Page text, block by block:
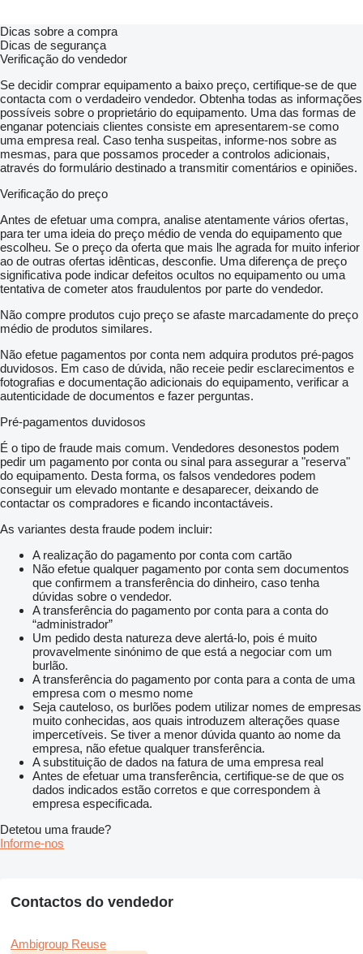
Dicas sobre a compra
Dicas de segurança
Verificação do vendedor
Se decidir comprar equipamento a baixo preço, certifique-se de que
contacta com o verdadeiro vendedor. Obtenha todas as informações
possíveis sobre o proprietário do equipamento. Uma das formas de
enganar potenciais clientes consiste em apresentarem-se como
uma empresa real. Caso tenha suspeitas, informe-nos sobre as
mesmas, para que possamos proceder a controlos adicionais,
através do formulário destinado a transmitir comentários e opiniões.
Verificação do preço
Antes de efetuar uma compra, analise atentamente vários ofertas,
para ter uma ideia do preço médio de venda do equipamento que
escolheu. Se o preço da oferta que mais lhe agrada for muito inferior
ao de outras ofertas idênticas, desconfie. Uma diferença de preço
significativa pode indicar defeitos ocultos no equipamento ou uma
tentativa de cometer atos fraudulentos por parte do vendedor.
Não compre produtos cujo preço se afaste marcadamente do preço
médio de produtos similares.
Não efetue pagamentos por conta nem adquira produtos pré-pagos
duvidosos. Em caso de dúvida, não receie pedir esclarecimentos e
fotografias e documentação adicionais do equipamento, verificar a
autenticidade de documentos e fazer perguntas.
Pré-pagamentos duvidosos
É o tipo de fraude mais comum. Vendedores desonestos podem
pedir um pagamento por conta ou sinal para assegurar a "reserva"
do equipamento. Desta forma, os falsos vendedores podem
conseguir um elevado montante e desaparecer, deixando de
contactar os compradores e ficando incontactáveis.
As variantes desta fraude podem incluir:
A realização do pagamento por conta com cartão
Não efetue qualquer pagamento por conta sem documentos
que confirmem a transferência do dinheiro, caso tenha
dúvidas sobre o vendedor.
A transferência do pagamento por conta para a conta do
“administrador”
Um pedido desta natureza deve alertá-lo, pois é muito
provavelmente sinónimo de que está a negociar com um
burlão.
A transferência do pagamento por conta para a conta de uma
empresa com o mesmo nome
Seja cauteloso, os burlões podem utilizar nomes de empresas
muito conhecidas, aos quais introduzem alterações quase
impercetíveis. Se tiver a menor dúvida quanto ao nome da
empresa, não efetue qualquer transferência.
A substituição de dados na fatura de uma empresa real
Antes de efetuar uma transferência, certifique-se de que os
dados indicados estão corretos e que correspondem à
empresa especificada.
Detetou uma fraude?
Informe-nos
Contactos do vendedor
Ambigroup Reuse